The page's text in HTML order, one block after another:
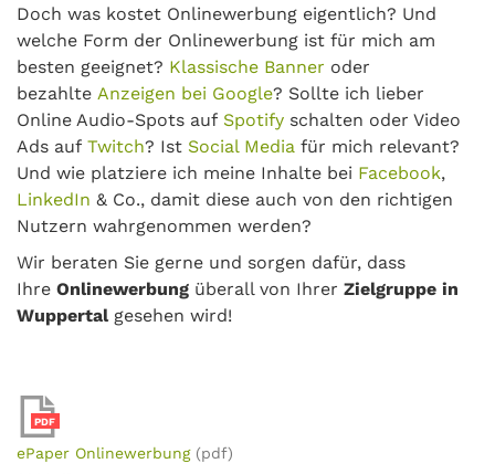
Doch was kostet Onlinewerbung eigentlich? Und
welche Form der Onlinewerbung ist für mich am
besten geeignet? Klassische Banner oder
bezahlte Anzeigen bei Google? Sollte ich lieber
Online Audio-Spots auf Spotify schalten oder Video
Ads auf Twitch? Ist Social Media für mich relevant?
Und wie platziere ich meine Inhalte bei Facebook,
LinkedIn & Co., damit diese auch von den richtigen
Nutzern wahrgenommen werden?
Wir beraten Sie gerne und sorgen dafür, dass
Ihre Onlinewerbung überall von Ihrer Zielgruppe in
Wuppertal gesehen wird!
PDF
ePaper Onlinewerbung (pdf)